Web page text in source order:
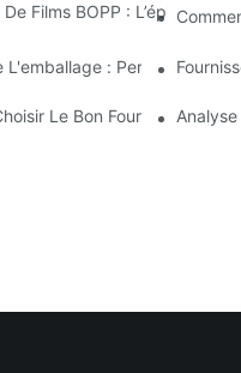
Films BOPP : L’épine
L'emballage : Perspectives
Le Bon Fournisseur De